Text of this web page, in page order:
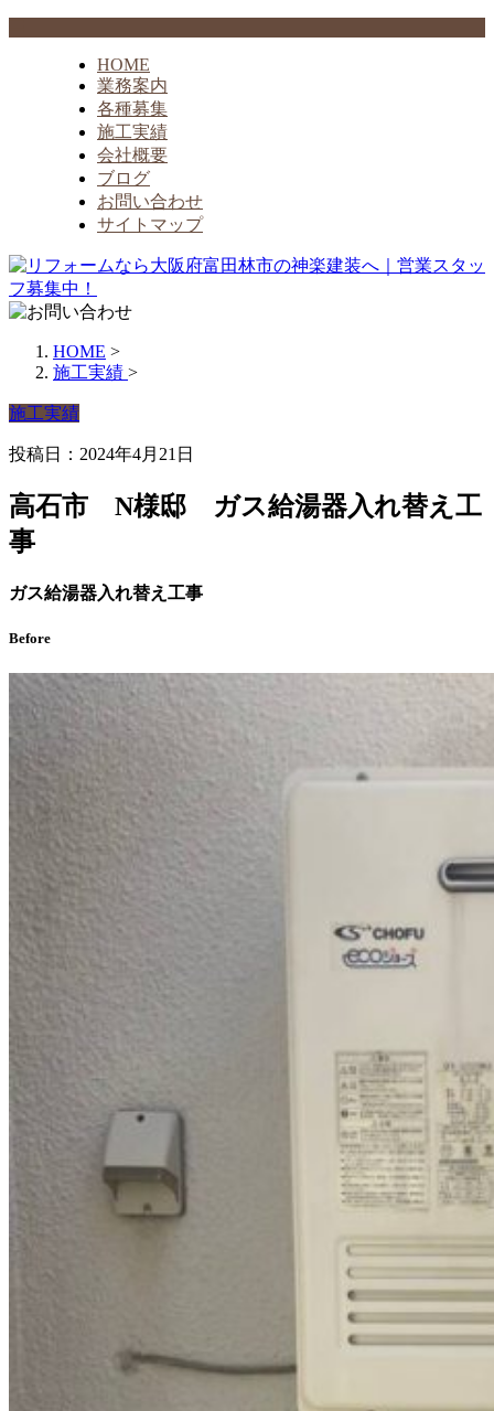
HOME
業務案内
各種募集
施工実績
会社概要
ブログ
お問い合わせ
サイトマップ
HOME >
施工実績 >
施工実績
投稿日：2024年4月21日
高石市 N様邸 ガス給湯器入れ替え工
事
ガス給湯器入れ替え工事
Before